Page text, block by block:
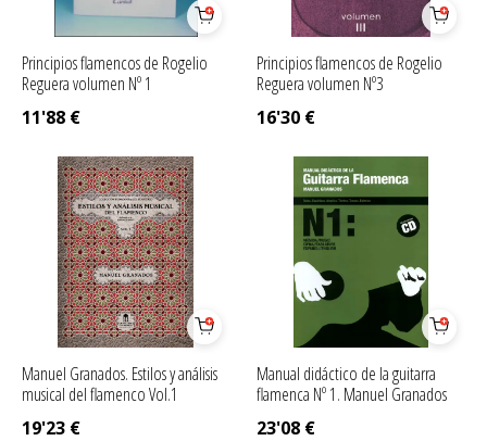
Principios flamencos de Rogelio
Reguera volumen Nº 1
11'88 €
Principios flamencos de Rogelio
Reguera volumen Nº3
16'30 €
Manuel Granados. Estilos y análisis
musical del flamenco Vol.1
19'23 €
Manual didáctico de la guitarra
flamenca Nº 1. Manuel Granados
23'08 €